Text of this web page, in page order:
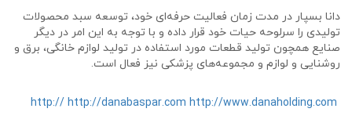
دانا بسپار در مدت زمان فعالیت حرفه‌ای خود، توسعه سبد محصولات
تولیدی را سرلوحه حیات خود قرار داده و با توجه به این امر در دیگر
صنایع همچون تولید قطعات مورد استفاده در تولید لوازم خانگی، برق و
روشنایی و لوازم و مجموعه‌های پزشکی نیز فعال است.
http:// http://danabaspar.com http://www.danaholding.com